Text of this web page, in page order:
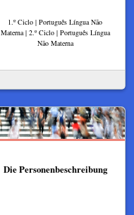
1.º Ciclo | Português Língua Não
Materna | 2.º Ciclo | Português Língua
Não Materna
Die Personenbeschreibung